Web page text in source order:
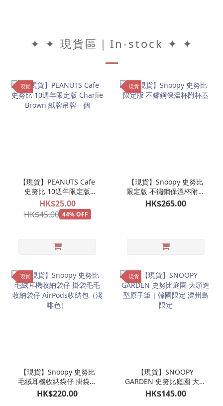
✦ ✦ 現貨區｜In-stock ✦ ✦
現貨
【現貨】PEANUTS Cafe
史努比 10週年限定版
Charlie Brown 紙牌吊牌
一個
HK$25.00
HK$45.00 44% OFF
現貨
【現貨】Snoopy 史努比
限定版 不鏽鋼保溫杯附杯
蓋
HK$265.00
現貨
【現貨】Snoopy 史努比
毛絨耳機收納袋仔 掛袋毛
毛收納袋仔 AirPods收納
包（淺啡色）
HK$220.00
現貨
【現貨】SNOOPY
GARDEN 史努比庭園 大頭
造型原子筆｜韓國限定 濟
州島限定
HK$145.00